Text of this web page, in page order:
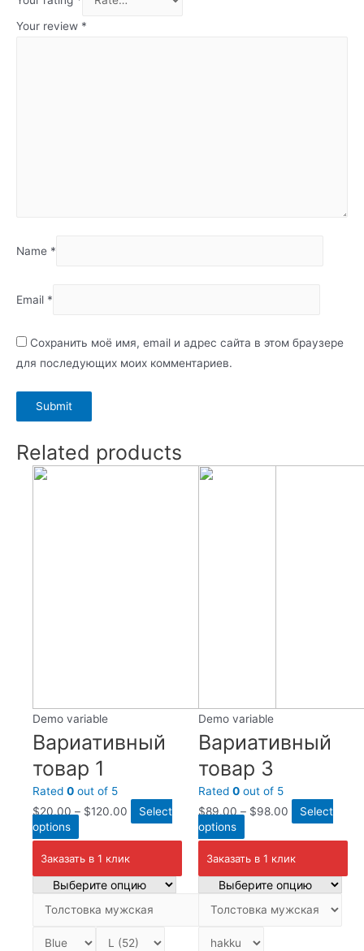
Your review *
Name *
Email *
Сохранить моё имя, email и адрес сайта в этом браузере
для последующих моих комментариев.
Related products
Demo variable
Вариативный
товар 1
Rated 0 out of 5
$20.00 – $120.00
Select
options
Заказать в 1 клик
Demo variable
Вариативный
товар 3
Rated 0 out of 5
$89.00 – $98.00
Select
options
Заказать в 1 клик